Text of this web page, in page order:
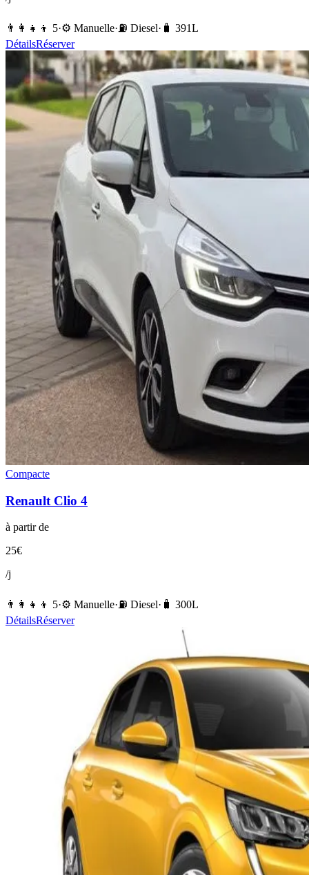
👨‍👩‍👧‍👦 5·⚙️ Manuelle·⛽️ Diesel· 🧳 391L
DétailsRéserver
Compacte
Renault Clio 4
à partir de
25€
/j
👨‍👩‍👧‍👦 5·⚙️ Manuelle·⛽️ Diesel· 🧳 300L
DétailsRéserver